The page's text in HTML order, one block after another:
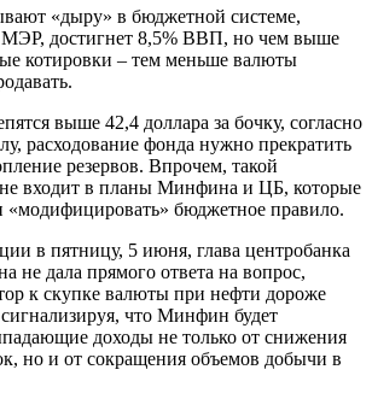
«дыру» в бюджетной системе,
МЭР, достигнет 8,5% ВВП, но чем выше
котировки – тем меньше валюты
выше 42,4 доллара за бочку, согласно
расходование фонда нужно прекратить
резервов. Впрочем, такой
входит в планы Минфина и ЦБ, которые
«модифицировать» бюджетное правило.
в пятницу, 5 июня, глава центробанка
не дала прямого ответа на вопрос,
к скупке валюты при нефти дороже
что Минфин будет
доходы не только от снижения
но и от сокращения объемов добычи в